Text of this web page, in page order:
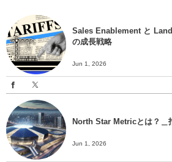
Sales Enablement と
の成長戦略
Jun 1, 2026
North Star Metricとは？＿
Jun 1, 2026